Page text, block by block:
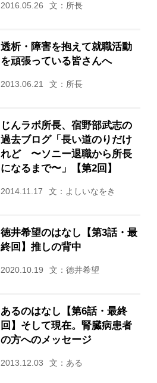
2016.05.26 文：所長
透析・障害を抱えて就職活動
を頑張っている皆さんへ
2013.06.21 文：所長
じんラボ所長、宿野部武志の
過去ブログ「長い道のりだけ
れど 〜ソニー退職から所長
になるまで〜」【第2回】
2014.11.17 文：よしいなをき
徳井希望のはなし【第3話・最
終回】推しの背中
2020.10.19 文：徳井希望
あるのはなし【第6話・最終
回】そして現在。腎臓病患者
の方へのメッセージ
2013.12.03 文：ある